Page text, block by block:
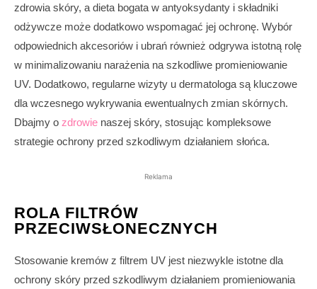
zdrowia skóry, a dieta bogata w antyoksydanty i składniki
odżywcze może dodatkowo wspomagać jej ochronę. Wybór
odpowiednich akcesoriów i ubrań również odgrywa istotną rolę
w minimalizowaniu narażenia na szkodliwe promieniowanie
UV. Dodatkowo, regularne wizyty u dermatologa są kluczowe
dla wczesnego wykrywania ewentualnych zmian skórnych.
Dbajmy o zdrowie naszej skóry, stosując kompleksowe
strategie ochrony przed szkodliwym działaniem słońca.
Reklama
ROLA FILTRÓW
PRZECIWSŁONECZNYCH
Stosowanie kremów z filtrem UV jest niezwykle istotne dla
ochrony skóry przed szkodliwym działaniem promieniowania